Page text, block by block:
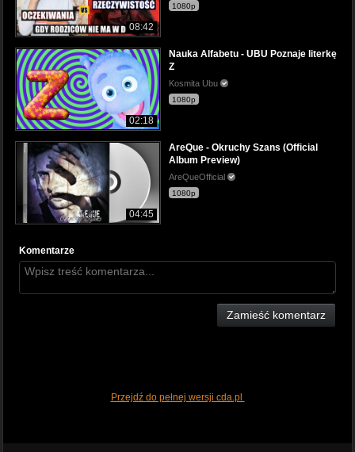
08:42
1080p
02:18
Nauka Alfabetu - UBU Poznaje literkę
Z
Kosmita Ubu
1080p
04:45
AreQue - Okruchy Szans (Official
Album Preview)
AreQueOfficial
1080p
Komentarze
Zamieść komentarz
Przejdź do pełnej wersji cda.pl